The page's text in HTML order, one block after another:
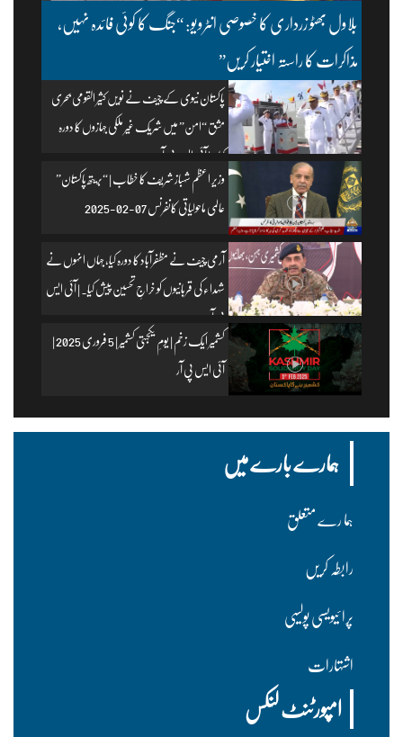
بلاول بھٹو زرداری کا خصوصی انٹرویو: “جنگ کا کوئی فائدہ نہیں،
مذاکرات کا راستہ اختیار کریں”
پاکستان نیوی کے چیف نے نویں کثیر القومی بحری
مشق “امن” میں شریک غیر ملکی جہازوں کا دورہ
کیا۔ | آئی ایس پی آر
وزیرِ اعظم شہباز شریف کا خطاب | “بریتھ پاکستان”
عالمی ماحولیاتی کانفرنس 07-02-2025
آرمی چیف نے مظفرآباد کا دورہ کیا، جہاں انہوں نے
شہداء کی قربانیوں کو خراجِ تحسین پیش کیا۔ | آئی ایس
پی آر
کشمیر ایک زخم | یومِ یکجہتی کشمیر | 5 فروری 2025 |
آئی ایس پی آر
ہمارے بارے میں
ہما رے متعلق
رابطہ کریں
پرا ئیویسی پولسیی
اشتہارات
امپورٹنٹ لنکس